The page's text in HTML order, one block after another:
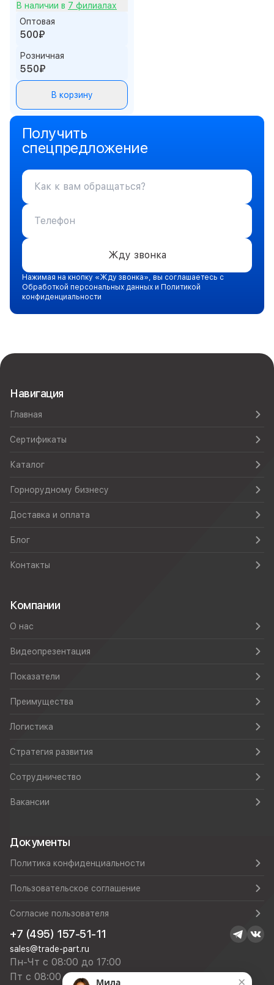
В наличии в 7 филиалах
Оптовая
500₽
Розничная
550₽
В корзину
Получить
спецпредложение
Жду звонка
Нажимая на кнопку «Жду звонка», вы соглашаетесь с
Обработкой персональных данных и Политикой
конфиденциальности
Навигация
Главная
Сертификаты
Каталог
Горнорудному бизнесу
Доставка и оплата
Блог
Контакты
Компании
О нас
Видеопрезентация
Показатели
Преимущества
Логистика
Стратегия развития
Сотрудничество
Вакансии
Документы
Политика конфиденциальности
Пользовательское соглашение
Согласие пользователя
+7 (495) 157-51-11
sales@trade-part.ru
Пн-Чт с 08:00 до 17:00
Пт с 08:00 до 16:00
×
Мила